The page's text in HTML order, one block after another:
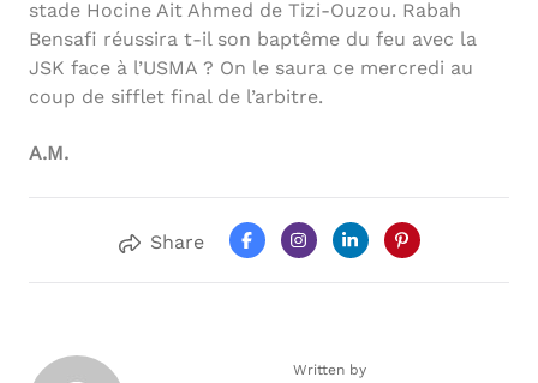
stade Hocine Ait Ahmed de Tizi-Ouzou. Rabah
Bensafi réussira t-il son baptême du feu avec la
JSK face à l’USMA ? On le saura ce mercredi au
coup de sifflet final de l’arbitre.
A.M.
Share
Written by